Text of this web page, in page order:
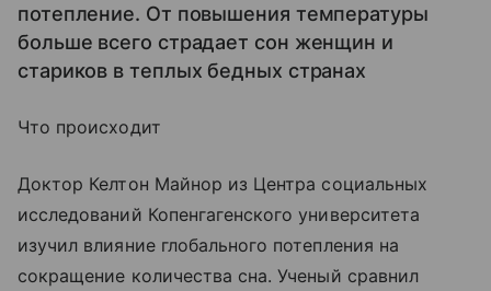
потепление. От повышения температуры
больше всего страдает сон женщин и
стариков в теплых бедных странах
Что происходит
Доктор Келтон Майнор из Центра социальных
исследований Копенгагенского университета
изучил влияние глобального потепления на
сокращение количества сна. Ученый сравнил